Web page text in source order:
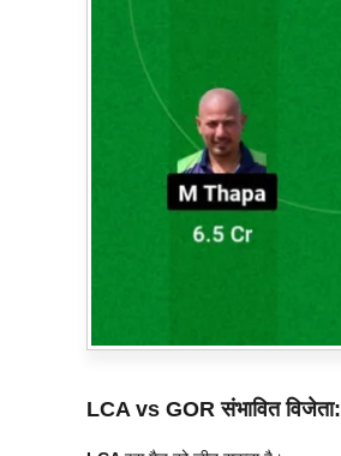
LCA vs GOR संभावित विजेता: